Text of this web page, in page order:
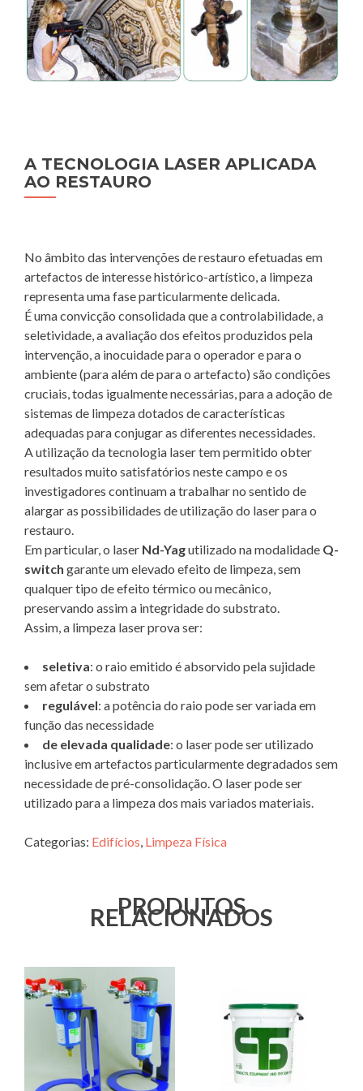
A TECNOLOGIA LASER APLICADA
AO RESTAURO
No âmbito das intervenções de restauro efetuadas em
artefactos de interesse histórico-artístico, a limpeza
representa uma fase particularmente delicada.
É uma convicção consolidada que a controlabilidade, a
seletividade, a avaliação dos efeitos produzidos pela
intervenção, a inocuidade para o operador e para o
ambiente (para além de para o artefacto) são condições
cruciais, todas igualmente necessárias, para a adoção de
sistemas de limpeza dotados de características
adequadas para conjugar as diferentes necessidades.
A utilização da tecnologia laser tem permitido obter
resultados muito satisfatórios neste campo e os
investigadores continuam a trabalhar no sentido de
alargar as possibilidades de utilização do laser para o
restauro.
Em particular, o laser Nd-Yagutilizado na modalidade Q-
switch garante um elevado efeito de limpeza, sem
qualquer tipo de efeito térmico ou mecânico,
preservando assim a integridade do substrato.
Assim, a limpeza laser prova ser:
seletiva: o raio emitido é absorvido pela sujidade
sem afetar o substrato
regulável: a potência do raio pode ser variada em
função das necessidade
de elevada qualidade: o laser pode ser utilizado
inclusive em artefactos particularmente degradados sem
necessidade de pré-consolidação. O laser pode ser
utilizado para a limpeza dos mais variados materiais.
Categorias: Edifícios, Limpeza Física
PRODUTOS
RELACIONADOS